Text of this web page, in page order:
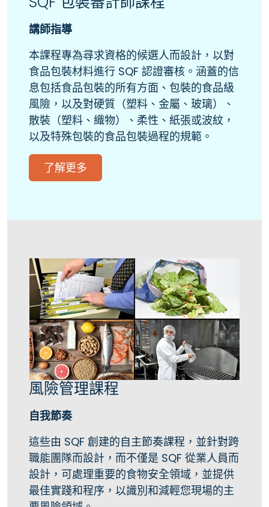
講師指導
本課程專為尋求資格的候選人而設計，以對
食品包裝材料進行 SQF 認證審核。涵蓋的信
息包括食品包裝的所有方面、包裝的食品級
風險，以及對硬質（塑料、金屬、玻璃）、
散裝（塑料、織物）、柔性、紙張或波紋，
以及特殊包裝的食品包裝過程的規範。
了解更多
風險管理課程
自我節奏
這些由 SQF 創建的自主節奏課程，並針對跨
職能團隊而設計，而不僅是 SQF 從業人員而
設計，可處理重要的食物安全領域，並提供
最佳實踐和程序，以識別和減輕您現場的主